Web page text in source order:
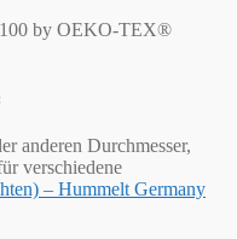
by OEKO-TEX®
anderen Durchmesser,
verschiedene
– Hummelt Germany